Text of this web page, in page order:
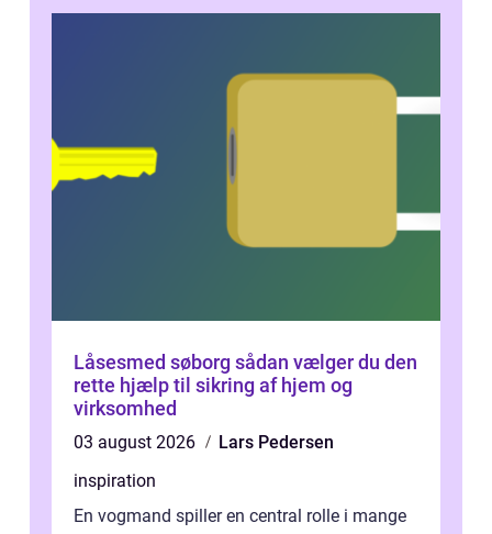
Låsesmed søborg sådan vælger du den
rette hjælp til sikring af hjem og
virksomhed
03 august 2026
Lars Pedersen
inspiration
En vogmand spiller en central rolle i mange